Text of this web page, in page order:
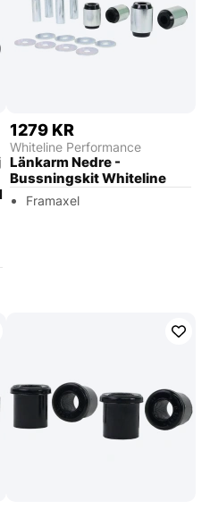
1279 KR
Whiteline Performance
Länkarm Nedre -
Bussningskit Whiteline
Framaxel